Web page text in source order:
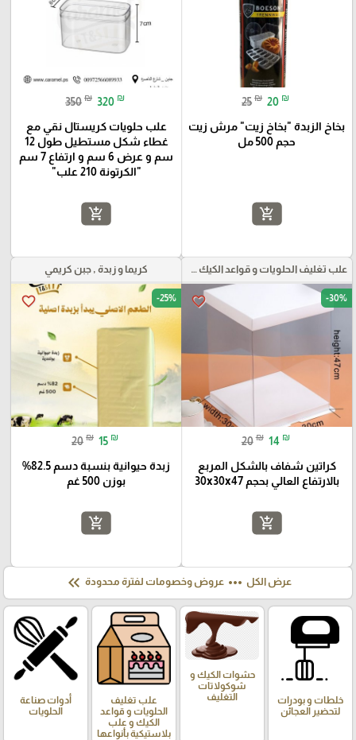
25 ₪ 20 ₪
بخاخ الزبدة "بخاخ زيت" مرش زيت
حجم 500 مل
add_shopping_cart
350 ₪ 320 ₪
علب حلويات كريستال نقي مع
غطاء شكل مستطيل طول 12
سم و عرض 6 سم و ارتفاع 7 سم
"الكرتونة 210 علب"
add_shopping_cart
علب تغليف الحلويات و قواعد الكيك و علب بلاستيكية بأنواعها
favorite_border -30%
20 ₪ 14 ₪
كراتين شفاف بالشكل المربع
بالارتفاع العالي بحجم 30x30x47
add_shopping_cart
كريما و زبدة , جبن كريمي
favorite_border -25%
20 ₪ 15 ₪
زبدة حيوانية بنسبة دسم 82.5%
بوزن 500 غم
add_shopping_cart
عرض الكل more_horiz عروض وخصومات لفترة محدودة keyboard_double_arrow_left
خلطات و بودرات
لتحضير العجائن
حشوات الكيك و
شوكولاتات
التغليف
علب تغليف
الحلويات و قواعد
الكيك و علب
بلاستيكية بأنواعها
أدوات صناعة
الحلويات